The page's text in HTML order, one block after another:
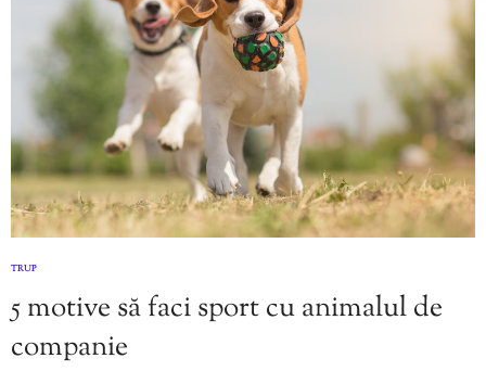
TRUP
5 motive să faci sport cu animalul de
companie